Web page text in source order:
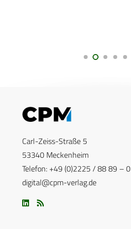
Carl-Zeiss-Straße 5
53340 Meckenheim
Telefon: +49 (0)2225 / 88 89 – 0
digital@cpm-verlag.de